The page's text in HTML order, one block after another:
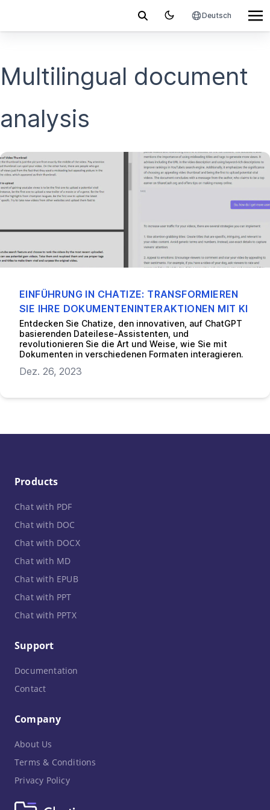
Deutsch
Multilingual document
analysis
EINFÜHRUNG IN CHATIZE: TRANSFORMIEREN
SIE IHRE DOKUMENTENINTERAKTIONEN MIT KI
Entdecken Sie Chatize, den innovativen, auf ChatGPT
basierenden Dateilese-Assistenten, und
revolutionieren Sie die Art und Weise, wie Sie mit
Dokumenten in verschiedenen Formaten interagieren.
Dez. 26, 2023
Products
Chat with PDF
Chat with DOC
Chat with DOCX
Chat with MD
Chat with EPUB
Chat with PPT
Chat with PPTX
Support
Documentation
Contact
Company
About Us
Terms & Conditions
Privacy Policy